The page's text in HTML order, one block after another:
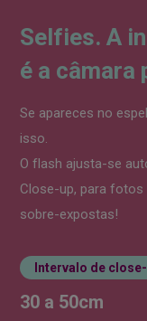
Selfies.A
é a câmara
Se apareces no
isso.
O flash ajusta-se
Close-up, para fotos
sobre-expostas!
Intervalo de
30 a 50cm